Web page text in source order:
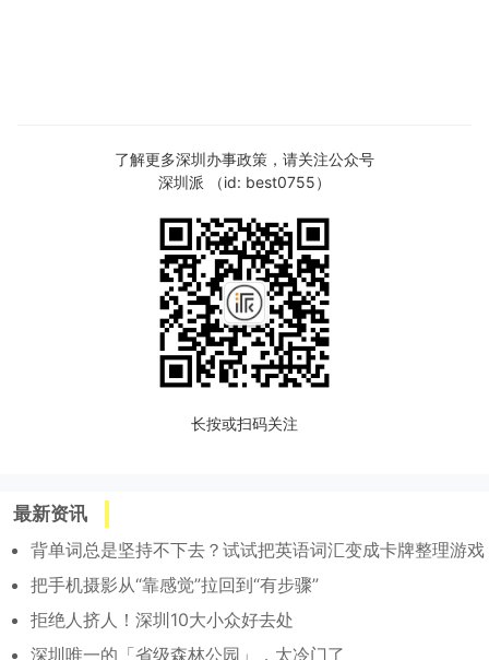
了解更多深圳办事政策，请关注公众号
深圳派 （id: best0755）
长按或扫码关注
最新资讯
背单词总是坚持不下去？试试把英语词汇变成卡牌整理游戏
把手机摄影从“靠感觉”拉回到“有步骤”
拒绝人挤人！深圳10大小众好去处
深圳唯一的「省级森林公园」，太冷门了